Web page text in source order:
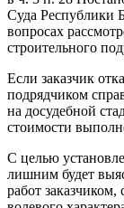
Суда Республики
вопросах
строительного
Если заказчик
подрядчиком
на досудебной
стоимости
С целью
лишним будет
работ